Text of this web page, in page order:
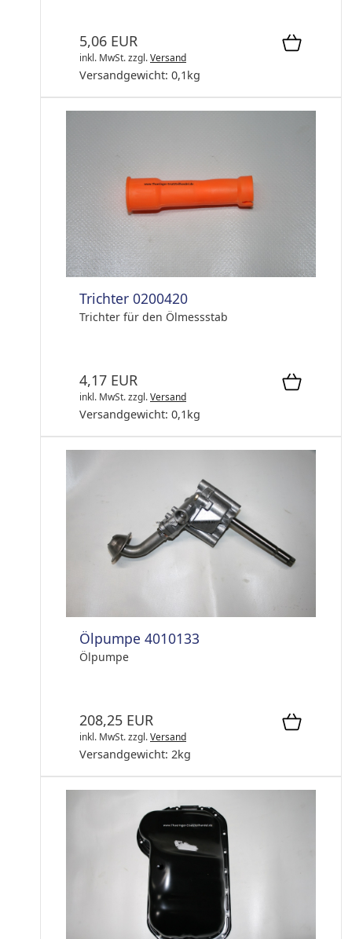
5,06 EUR
inkl. MwSt.zzgl.Versand
Versandgewicht: 0,1 kg
Trichter 0200420
Trichter für den Ölmessstab
4,17 EUR
inkl. MwSt.zzgl.Versand
Versandgewicht: 0,1 kg
Ölpumpe 4010133
Ölpumpe
208,25 EUR
inkl. MwSt.zzgl.Versand
Versandgewicht: 2kg